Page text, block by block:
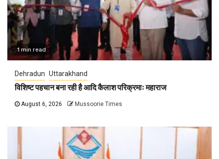
1 min read
Dehradun Uttarakhand
विशिष्ट पहचान बना रही है आदि कैलाश परिक्रमाः महाराज
August 6, 2026 Mussoorie Times